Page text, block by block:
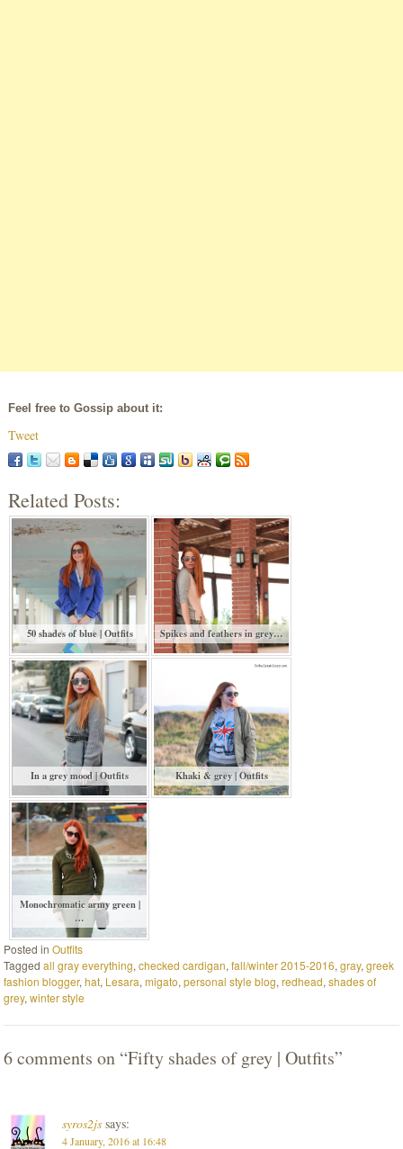
Feel free to Gossip about it:
Tweet
Related Posts:
50 shades of blue | Outfits Spikes and feathers in grey…
In a grey mood | Outfits Khaki & grey | Outfits
Monochromatic army green |
…
Posted inOutfits
Taggedall gray everything,checked cardigan,fall/winter 2015-2016,gray,greek
fashion blogger,hat, Lesara,migato,personal style blog,redhead,shades of
grey,winter style
6 comments on “Fifty shades of grey | Outfits”
syros2js says:
4 January, 2016 at 16:48